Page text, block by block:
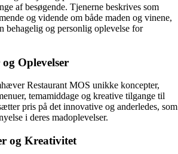
af besøgende. Tjenerne beskrives som
og vidende om både maden og vinene,
behagelig og personlig oplevelse for
Oplevelser
Restaurant MOS unikke koncepter,
temamiddage og kreative tilgange til
pris på det innovative og anderledes, som
i deres madoplevelser.
og Kreativitet